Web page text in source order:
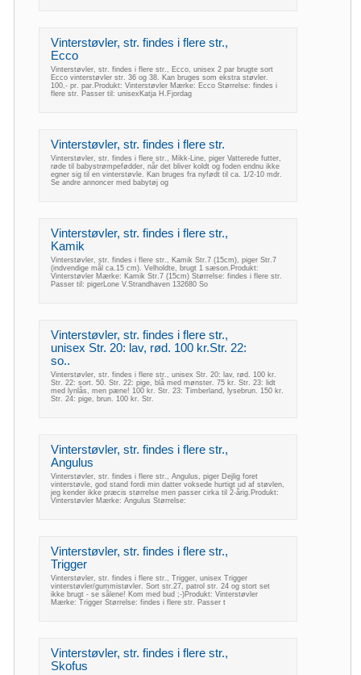
Vinterstøvler, str. findes i flere str.,
Ecco
Vinterstøvler, str. findes i flere str., Ecco, unisex 2 par brugte sort
Ecco vinterstøvler str. 36 og 38. Kan bruges som ekstra støvler.
100,- pr. par.Produkt: Vinterstøvler Mærke: Ecco Størrelse: findes i
flere str. Passer til: unisexKatja H.Fjordag
Vinterstøvler, str. findes i flere str.
Vinterstøvler, str. findes i flere str., Mikk-Line, piger Vatterede futter,
røde til babystrømpefødder, når det bliver koldt og foden endnu ikke
egner sig til en vinterstøvle. Kan bruges fra nyfødt til ca. 1/2-10 mdr.
Se andre annoncer med babytøj og
Vinterstøvler, str. findes i flere str.,
Kamik
Vinterstøvler, str. findes i flere str., Kamik Str.7 (15cm), piger Str.7
(indvendige mål ca.15 cm). Velholdte, brugt 1 sæson.Produkt:
Vinterstøvler Mærke: Kamik Str.7 (15cm) Størrelse: findes i flere str.
Passer til: pigerLone V.Strandhaven 132680 So
Vinterstøvler, str. findes i flere str.,
unisex Str. 20: lav, rød. 100 kr.Str. 22:
so..
Vinterstøvler, str. findes i flere str., unisex Str. 20: lav, rød. 100 kr.
Str. 22: sort. 50. Str. 22: pige, blå med mønster. 75 kr. Str. 23: lidt
med lynlås, men pæne! 100 kr. Str. 23: Timberland, lysebrun. 150 kr.
Str. 24: pige, brun. 100 kr. Str.
Vinterstøvler, str. findes i flere str.,
Angulus
Vinterstøvler, str. findes i flere str., Angulus, piger Dejlig foret
vinterstøvle, god stand fordi min datter voksede hurtigt ud af støvlen,
jeg kender ikke præcis størrelse men passer cirka til 2-årig.Produkt:
Vinterstøvler Mærke: Angulus Størrelse:
Vinterstøvler, str. findes i flere str.,
Trigger
Vinterstøvler, str. findes i flere str., Trigger, unisex Trigger
vinterstøvler/gummistøvler. Sort str.27, patrol str. 24 og stort set
ikke brugt - se sålene! Kom med bud ;-)Produkt: Vinterstøvler
Mærke: Trigger Størrelse: findes i flere str. Passer t
Vinterstøvler, str. findes i flere str.,
Skofus